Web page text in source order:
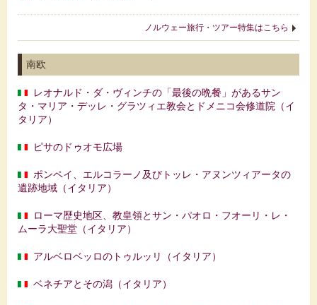
ノルウェー旅行・ツアー特集はこちら
南欧
レオナルド・ダ・ヴィンチの「最後の晩餐」があるサン
タ・マリア・デッレ・グラツィエ教会とドメニコ会修道院（イ
タリア）
ピサのドゥオモ広場
ポンペイ、エルコラーノ及びトッレ・アヌンツィアータの
遺跡地域（イタリア）
ローマ歴史地区、教皇領とサン・パオロ・フオーリ・レ・
ムーラ大聖堂（イタリア）
アルベロベッロのトゥルッリ（イタリア）
ベネチアとその潟（イタリア）